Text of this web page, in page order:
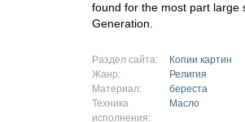
found for the most part large
Generation.
Раздел сайта:
Копии картин
Жанр:
Религия
Материал:
береста
Техника
исполнения:
Масло